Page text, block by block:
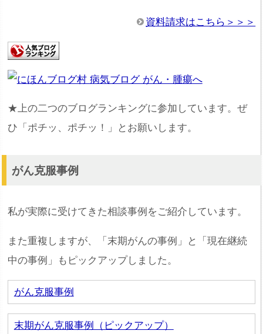
資料請求はこちら＞＞＞
★上の二つのブログランキングに参加しています。ぜ
ひ「ポチッ、ポチッ！」とお願いします。
がん克服事例
私が実際に受けてきた相談事例をご紹介しています。
また重複しますが、「末期がんの事例」と「現在継続
中の事例」もピックアップしました。
がん克服事例
末期がん克服事例（ピックアップ）